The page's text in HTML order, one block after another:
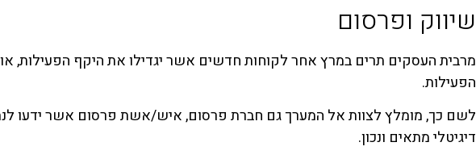
שיווק ופרסום
מרבית העסקים תרים במרץ אחר לקוחות חדשים אשר יגדילו את היקף הפעילות,
הפעילות.
לשם כך, מומלץ לצוות אל המערך גם חברת פרסום, איש/אשת פרסום אשר ידעו
דיגיטלי מתאים ונכון.